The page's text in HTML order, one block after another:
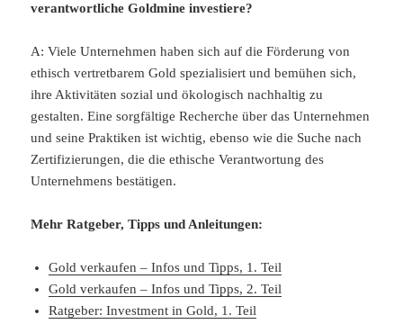
verantwortliche Goldmine investiere?
A: Viele Unternehmen haben sich auf die Förderung von
ethisch vertretbarem Gold spezialisiert und bemühen sich,
ihre Aktivitäten sozial und ökologisch nachhaltig zu
gestalten. Eine sorgfältige Recherche über das Unternehmen
und seine Praktiken ist wichtig, ebenso wie die Suche nach
Zertifizierungen, die die ethische Verantwortung des
Unternehmens bestätigen.
Mehr Ratgeber, Tipps und Anleitungen:
Gold verkaufen – Infos und Tipps, 1. Teil
Gold verkaufen – Infos und Tipps, 2. Teil
Ratgeber: Investment in Gold, 1. Teil